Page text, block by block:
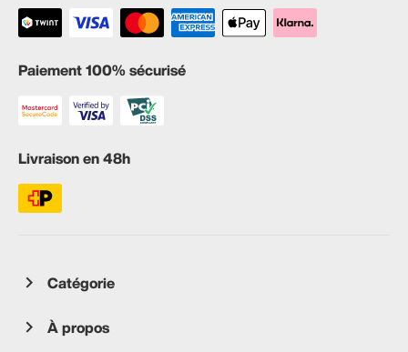
Paiement 100% sécurisé
Livraison en 48h
Catégorie
À propos